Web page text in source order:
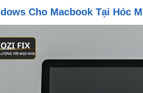
Cho Macbook Tại Hóc